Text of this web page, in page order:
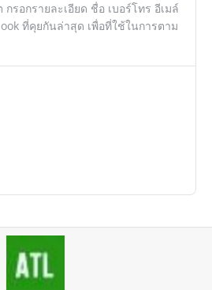
รอกรายละเอียด ชื่อ เบอร์โทร อีเมล์
ที่คุยกันล่าสุด เพื่อที่ใช้ในการตาม